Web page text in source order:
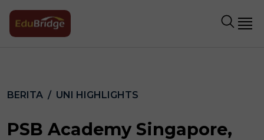
BERITA UNI HIGHLIGHTS
PSB Academy Singapore,